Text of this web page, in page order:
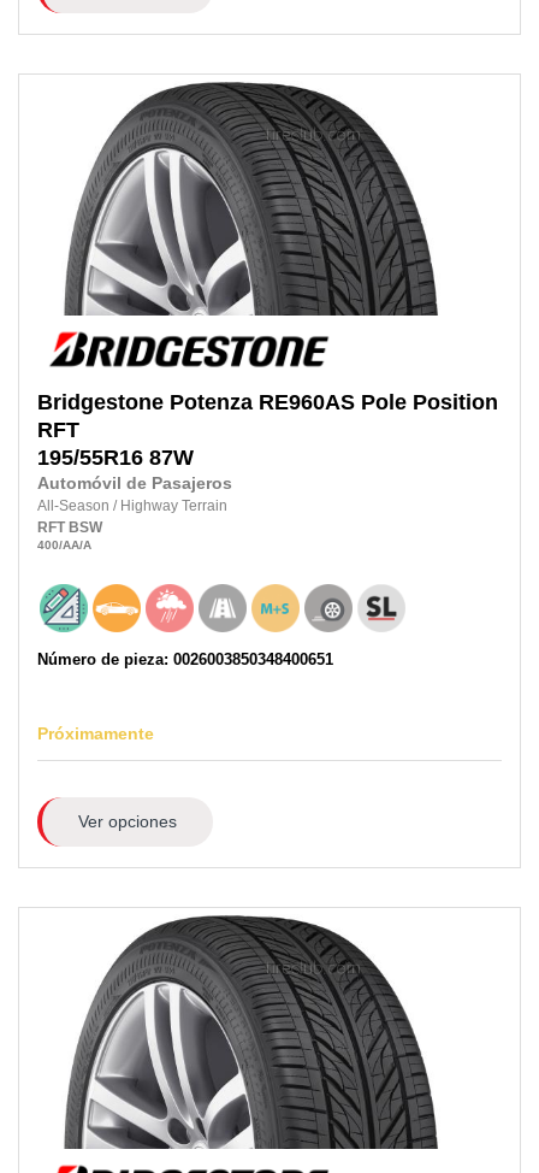
Bridgestone Potenza RE960AS Pole Position
RFT
195/55R16 87W
Automóvil de Pasajeros
All-Season / Highway Terrain
RFT BSW
400/AA/A
Número de pieza: 0026003850348400651
Próximamente
Ver opciones